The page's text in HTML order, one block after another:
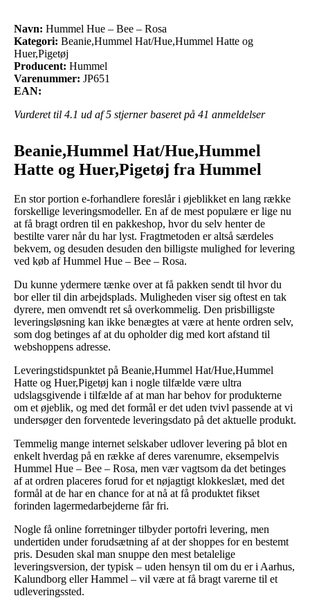
Navn: Hummel Hue – Bee – Rosa
Kategori: Beanie,Hummel Hat/Hue,Hummel Hatte og
Huer,Pigetøj
Producent: Hummel
Varenummer: JP651
EAN:
Vurderet til 4.1 ud af 5 stjerner baseret på 41 anmeldelser
Beanie,Hummel Hat/Hue,Hummel
Hatte og Huer,Pigetøj fra Hummel
En stor portion e-forhandlere foreslår i øjeblikket en lang række
forskellige leveringsmodeller. En af de mest populære er lige nu
at få bragt ordren til en pakkeshop, hvor du selv henter de
bestilte varer når du har lyst. Fragtmetoden er altså særdeles
bekvem, og desuden desuden den billigste mulighed for levering
ved køb af Hummel Hue – Bee – Rosa.
Du kunne ydermere tænke over at få pakken sendt til hvor du
bor eller til din arbejdsplads. Muligheden viser sig oftest en tak
dyrere, men omvendt ret så overkommelig. Den prisbilligste
leveringsløsning kan ikke benægtes at være at hente ordren selv,
som dog betinges af at du opholder dig med kort afstand til
webshoppens adresse.
Leveringstidspunktet på Beanie,Hummel Hat/Hue,Hummel
Hatte og Huer,Pigetøj kan i nogle tilfælde være ultra
udslagsgivende i tilfælde af at man har behov for produkterne
om et øjeblik, og med det formål er det uden tvivl passende at vi
undersøger den forventede leveringsdato på det aktuelle produkt.
Temmelig mange internet selskaber udlover levering på blot en
enkelt hverdag på en række af deres varenumre, eksempelvis
Hummel Hue – Bee – Rosa, men vær vagtsom da det betinges
af at ordren placeres forud for et nøjagtigt klokkeslæt, med det
formål at de har en chance for at nå at få produktet fikset
forinden lagermedarbejderne får fri.
Nogle få online forretninger tilbyder portofri levering, men
undertiden under forudsætning af at der shoppes for en bestemt
pris. Desuden skal man snuppe den mest betalelige
leveringsversion, der typisk – uden hensyn til om du er i Aarhus,
Kalundborg eller Hammel – vil være at få bragt varerne til et
udleveringssted.